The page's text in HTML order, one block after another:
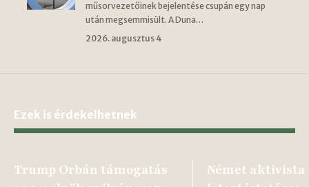
műsorvezetőinek bejelentése csupán egy nap
után megsemmisült. A Duna…
2026. augusztus 4
Ezek is érdekelhetnek
Trump Orbán támogatás
Német aktivista